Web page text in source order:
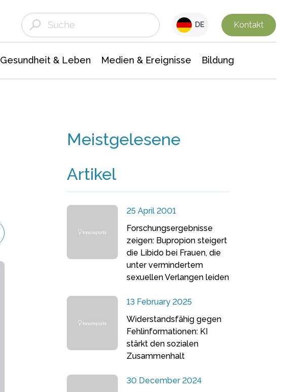
DE Kontakt
Gesundheit & Leben Medien & Ereignisse Bildung
Meistgelesene
Artikel
25 April 2001
Forschungsergebnisse
zeigen: Bupropion steigert
die Libido bei Frauen, die
unter vermindertem
sexuellen Verlangen leiden
13 February 2025
Widerstandsfähig gegen
Fehlinformationen: KI
stärkt den sozialen
Zusammenhalt
30 December 2024